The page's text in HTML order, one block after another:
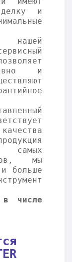
и
нашей
и
самых
мы
больше
числе